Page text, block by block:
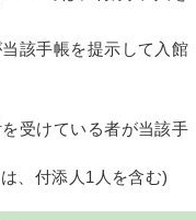
該手帳を提示して入館
受けている者が当該手
、付添人1人を含む)